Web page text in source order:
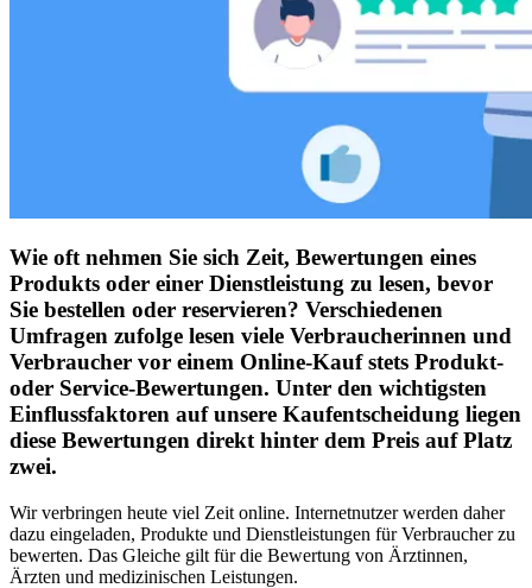
Wie oft nehmen Sie sich Zeit, Bewertungen eines
Produkts oder einer Dienstleistung zu lesen, bevor
Sie bestellen oder reservieren? Verschiedenen
Umfragen zufolge lesen viele Verbraucherinnen und
Verbraucher vor einem Online-Kauf stets Produkt-
oder Service-Bewertungen. Unter den wichtigsten
Einflussfaktoren auf unsere Kaufentscheidung liegen
diese Bewertungen direkt hinter dem Preis auf Platz
zwei.
Wir verbringen heute viel Zeit online. Internetnutzer werden daher
dazu eingeladen, Produkte und Dienstleistungen für Verbraucher zu
bewerten. Das Gleiche gilt für die Bewertung von Ärztinnen,
Ärzten und medizinischen Leistungen.